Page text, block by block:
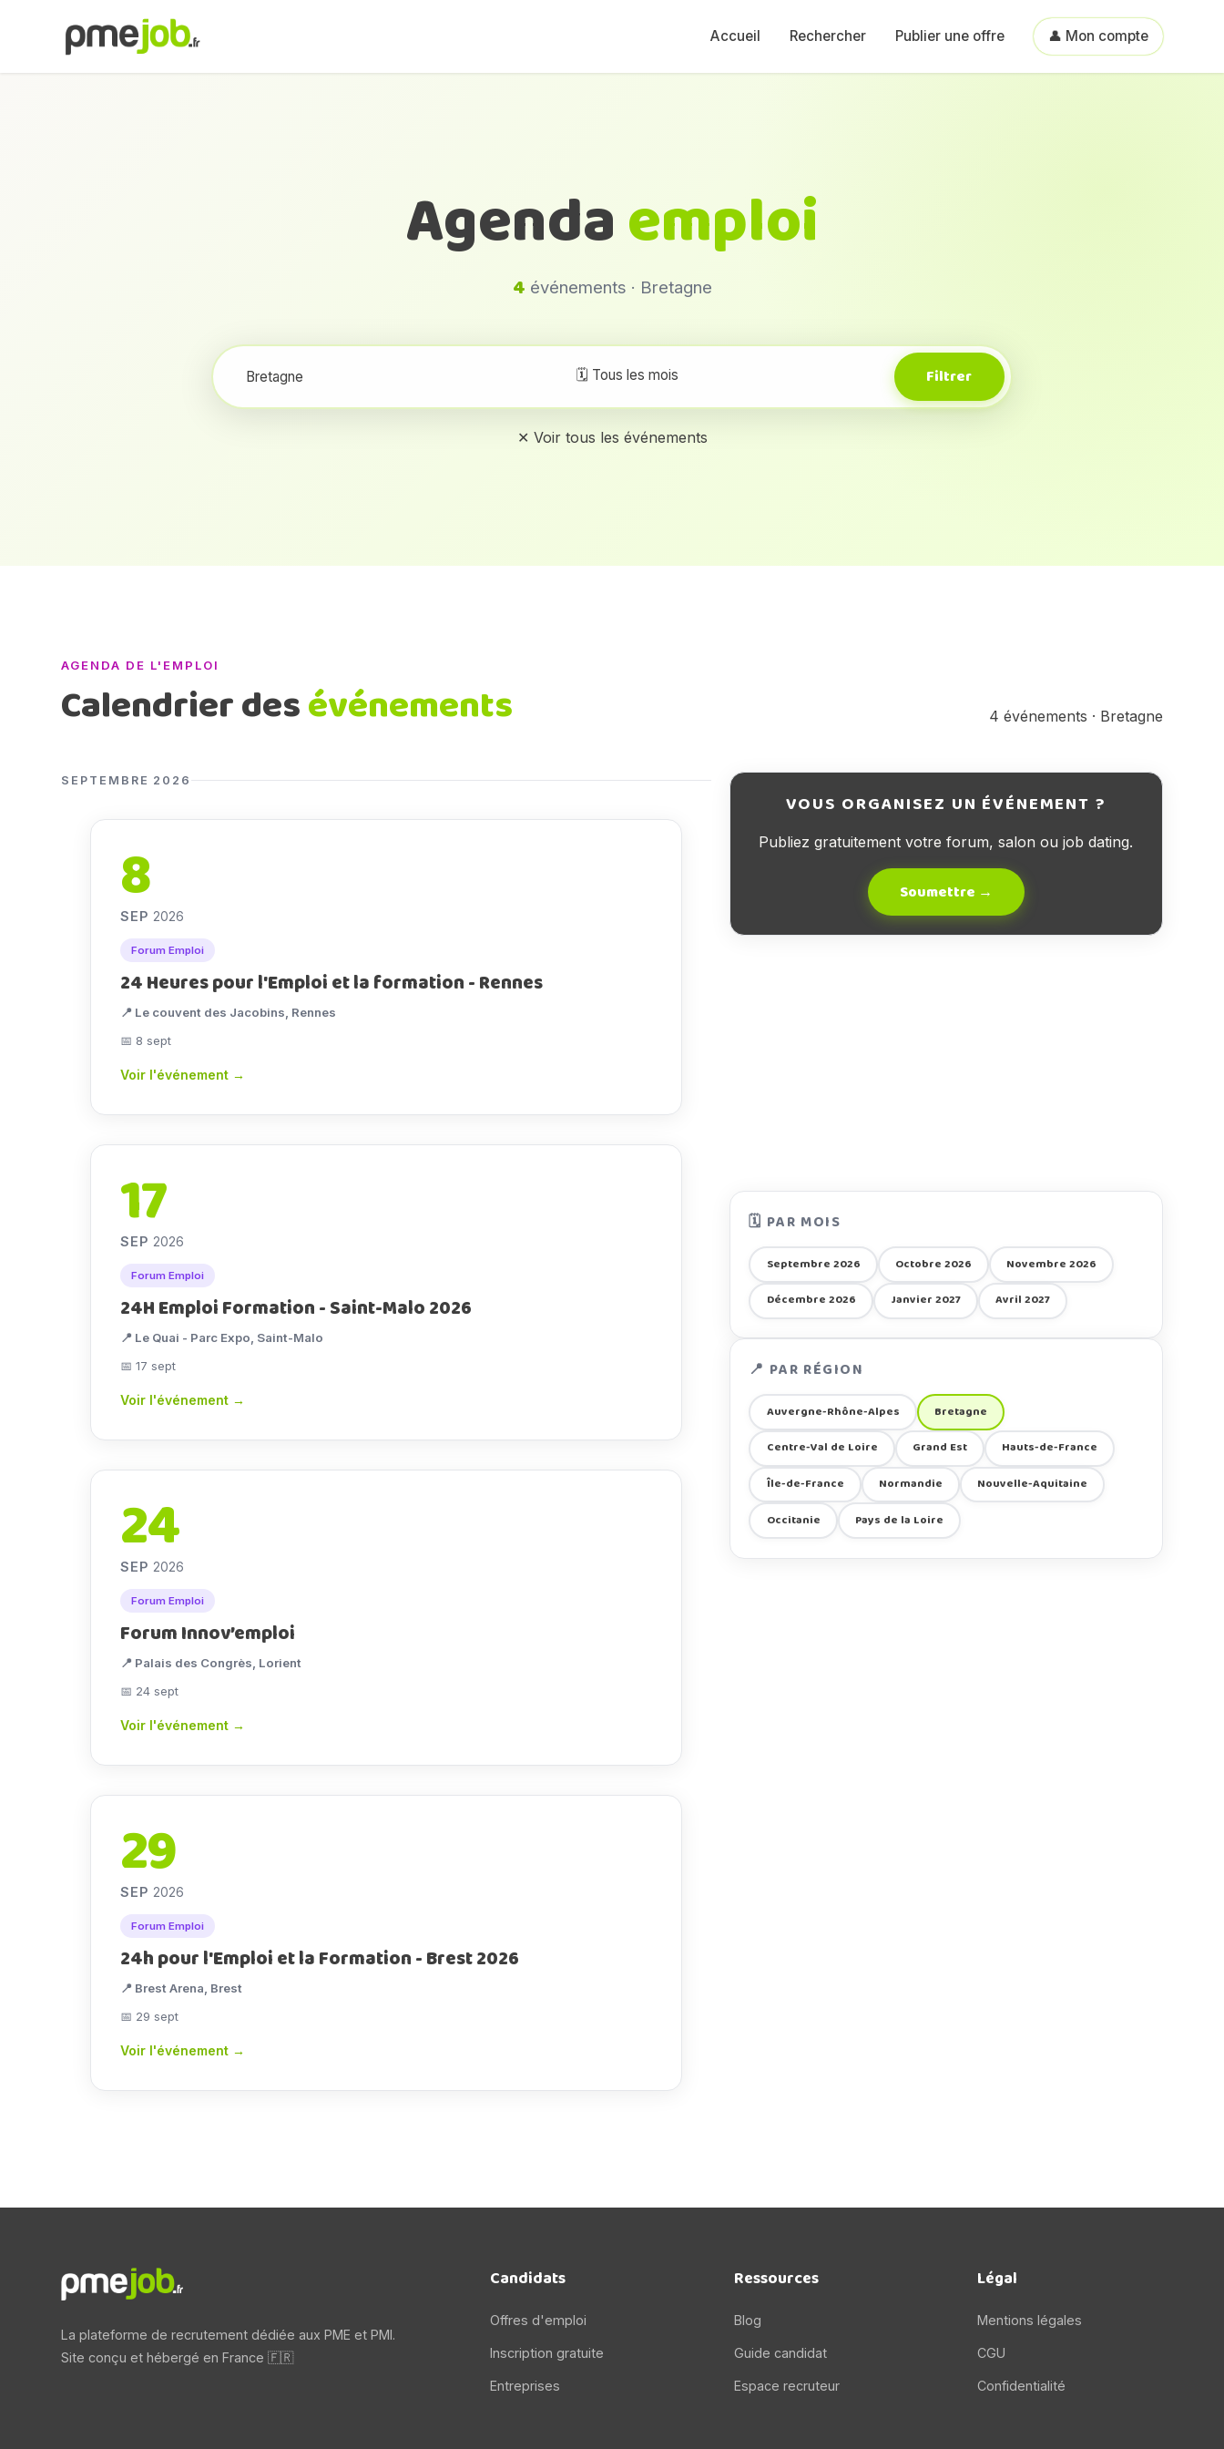
Accueil Rechercher Publier une offre 👤 Mon compte
Agendaemploi
4 événements · Bretagne
Filtrer
✕ Voir tous les événements
AGENDA DE L'EMPLOI
Calendrier desévénements 4 événements · Bretagne
SEPTEMBRE 2026
8
SEP 2026
Forum Emploi
24 Heures pour l'Emploi et la formation - Rennes
📍 Le couvent des Jacobins, Rennes
📅 8 sept
Voir l'événement →
17
SEP 2026
Forum Emploi
24H Emploi Formation - Saint-Malo 2026
📍 Le Quai - Parc Expo, Saint-Malo
📅 17 sept
Voir l'événement →
24
SEP 2026
Forum Emploi
Forum Innov’emploi
📍 Palais des Congrès, Lorient
📅 24 sept
Voir l'événement →
29
SEP 2026
Forum Emploi
24h pour l'Emploi et la Formation - Brest 2026
📍 Brest Arena, Brest
📅 29 sept
Voir l'événement →
VOUS ORGANISEZ UN ÉVÉNEMENT ?
Publiez gratuitement votre forum, salon ou job dating.
Soumettre →
🗓️ PAR MOIS
Septembre 2026 Octobre 2026
Novembre 2026
Décembre 2026
Janvier 2027 Avril 2027
📍 PAR RÉGION
Auvergne-Rhône-Alpes
Bretagne
Centre-Val de Loire
Grand Est
Hauts-de-France
Île-de-France
Normandie
Nouvelle-Aquitaine
Occitanie
Pays de la Loire
La plateforme de recrutement dédiée aux PME et PMI.
Site conçu et hébergé en France 🇫🇷
Candidats
Offres d'emploi
Inscription gratuite
Entreprises
Ressources
Blog
Guide candidat
Espace recruteur
Légal
Mentions légales
CGU
Confidentialité